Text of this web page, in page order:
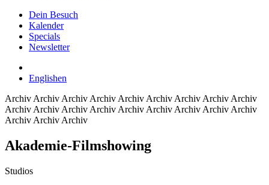
Dein Besuch
Kalender
Specials
Newsletter
Englishen
Archiv Archiv Archiv Archiv Archiv Archiv Archiv Archiv Archiv
Archiv Archiv Archiv Archiv Archiv Archiv Archiv Archiv Archiv
Archiv Archiv Archiv
Akademie-Filmshowing
Studios